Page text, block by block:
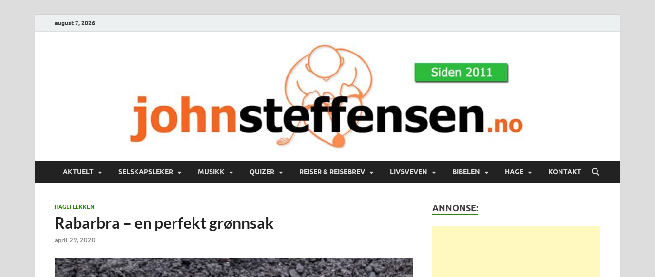
august 7, 2026
AKTUELT SELSKAPSLEKER MUSIKK QUIZER REISER & REISEBREV LIVSVEVEN BIBELEN HAGE KONTAKT
HAGEFLEKKEN
Rabarbra – en perfekt grønnsak
april 29, 2020
ANNONSE: